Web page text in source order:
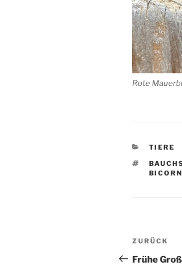
Rote
TIERE
Vorheriger
Beitrag
ZURÜCK
Frühe